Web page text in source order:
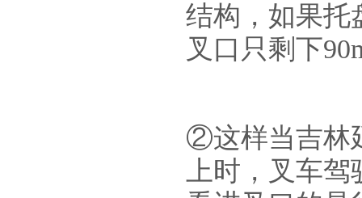
结构，如果托
叉口只剩下90
②这样当吉林
上时，叉车